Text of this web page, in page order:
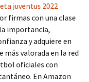
juventus 2022
firmas con una clase
importancia,
y adquiere en
valorada en la red
oficiales con
En Amazon